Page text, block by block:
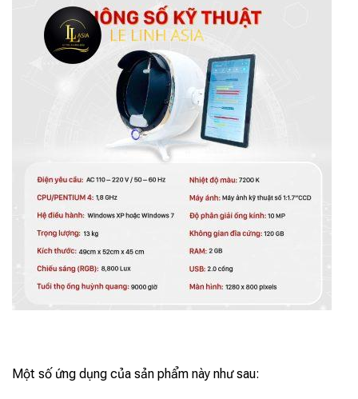
Một số ứng dụng của sản phẩm này như sau: